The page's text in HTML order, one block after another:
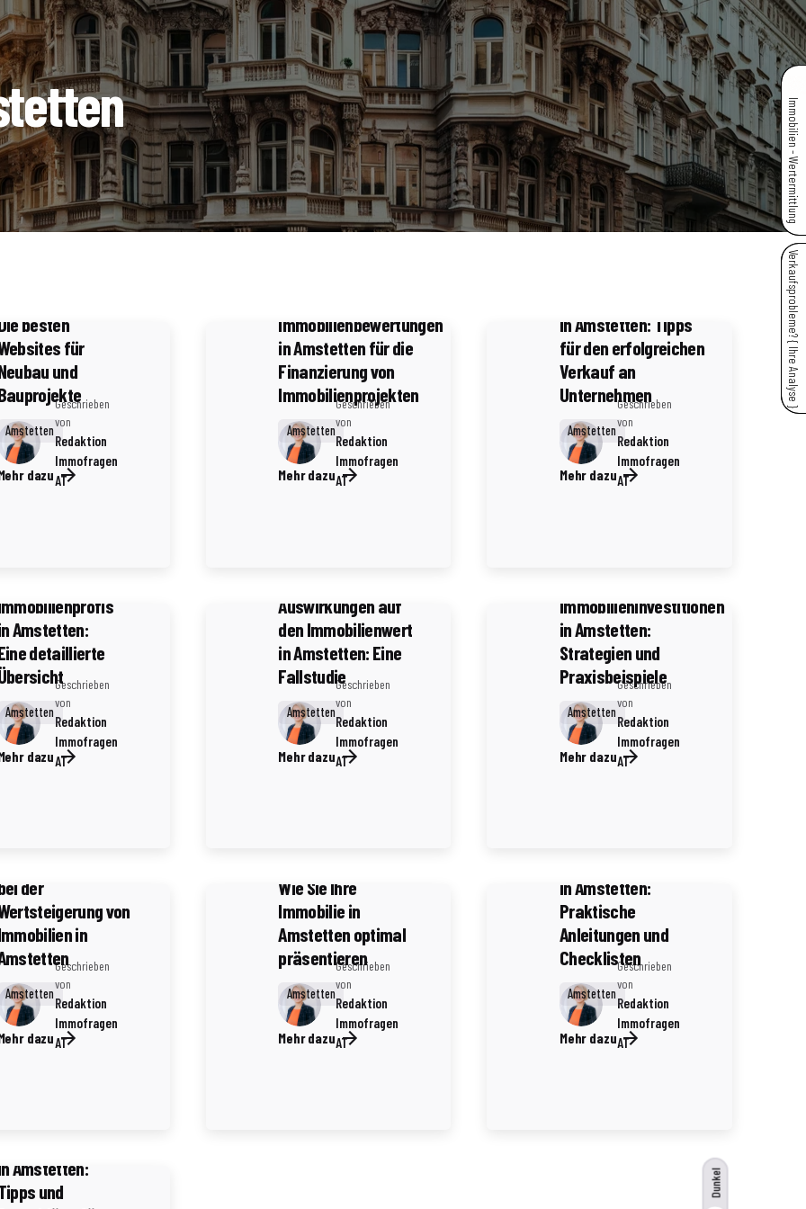
Dunkel
Geschrieben
von
Redaktion
Immofragen
AT
besten
für
und
Amstetten
dazu
Geschrieben
von
Redaktion
Immofragen
AT
Immobilienbewertungen
in Amstetten für die
Finanzierung von
Immobilienprojekten
Amstetten
Mehr dazu
Geschrieben
von
Redaktion
Immofragen
AT
in Amstetten: Tipps
für den erfolgreichen
Verkauf an
Unternehmen
Amstetten
Mehr dazu
Geschrieben
von
Redaktion
Immofragen
AT
Amstetten:
detaillierte
Amstetten
dazu
Geschrieben
von
Redaktion
Immofragen
AT
Auswirkungen auf
den Immobilienwert
in Amstetten: Eine
Fallstudie
Amstetten
Mehr dazu
Geschrieben
von
Redaktion
Immofragen
AT
Immobilieninvestitionen
in Amstetten:
Strategien und
Praxisbeispiele
Amstetten
Mehr dazu
Geschrieben
von
Redaktion
Immofragen
AT
der
von
in
Amstetten
dazu
Geschrieben
von
Redaktion
Immofragen
AT
Wie Sie Ihre
Immobilie in
Amstetten optimal
präsentieren
Amstetten
Mehr dazu
Geschrieben
von
Redaktion
Immofragen
AT
in Amstetten:
Praktische
Anleitungen und
Checklisten
Amstetten
Mehr dazu
Amstetten:
und
Immobilien - Wertermittlung
Verkaufsprobleme? { Ihre Analyse }